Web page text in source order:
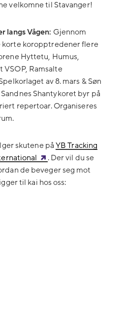
velkomne til Stavanger!
langs Vågen: Gjennom
korte koropptredener flere
Hyttetu, Humus,
VSOP, Ramsalte
av 8. mars & Søn
Shantykoret byr på
repertoar. Organiseres
skutene påYB Tracking
. Der vil du se
de beveger seg mot
til kai hos oss: